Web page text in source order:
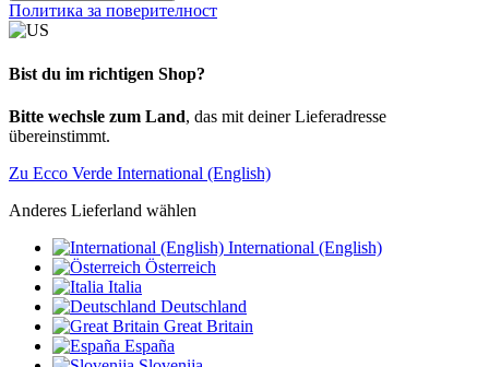
Политика за поверителност
Bist du im richtigen Shop?
Bitte wechsle zum Land, das mit deiner Lieferadresse
übereinstimmt.
Zu Ecco Verde International (English)
Anderes Lieferland wählen
International (English)
Österreich
Italia
Deutschland
Great Britain
España